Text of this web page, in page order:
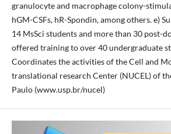
granulocyte and macrophage colony-
hGM-CSFs, hR-Spondin, among others. e)
14 MsSci students and more than 30 post-
offered training to over 40 undergraduate
Coordinates the activities of the Cell and
translational research Center (NUCEL) of
Paulo (www.usp.br/nucel)